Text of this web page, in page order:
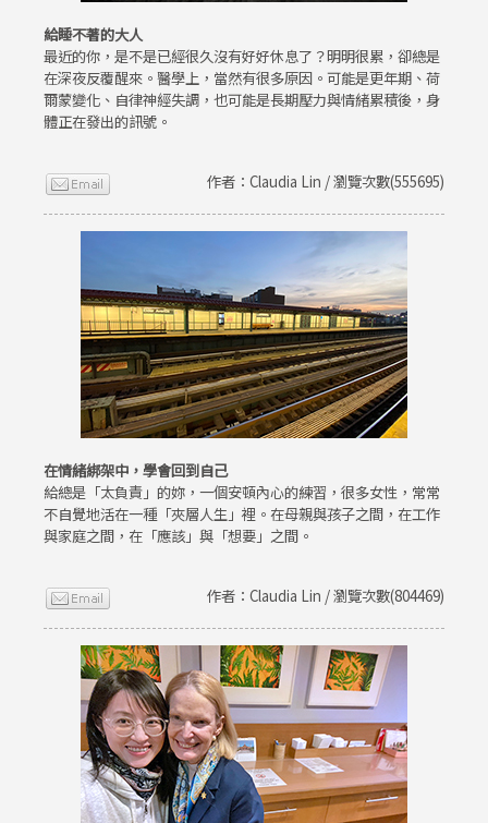
給睡不著的大人
最近的你，是不是已經很久沒有好好休息了？明明很累，卻總是
在深夜反覆醒來。醫學上，當然有很多原因。可能是更年期、荷
爾蒙變化、自律神經失調，也可能是長期壓力與情緒累積後，身
體正在發出的訊號。
作者：Claudia Lin / 瀏覽次數(555695)
在情緒綁架中，學會回到自己
給總是「太負責」的妳，一個安頓內心的練習，很多女性，常常
不自覺地活在一種「夾層人生」裡。在母親與孩子之間，在工作
與家庭之間，在「應該」與「想要」之間。
作者：Claudia Lin / 瀏覽次數(804469)